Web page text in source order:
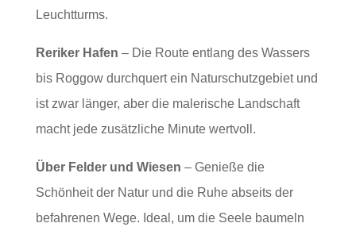
Leuchtturms.
Reriker Hafen – Die Route entlang des Wassers
bis Roggow durchquert ein Naturschutzgebiet und
ist zwar länger, aber die malerische Landschaft
macht jede zusätzliche Minute wertvoll.
Über Felder und Wiesen – Genieße die
Schönheit der Natur und die Ruhe abseits der
befahrenen Wege. Ideal, um die Seele baumeln